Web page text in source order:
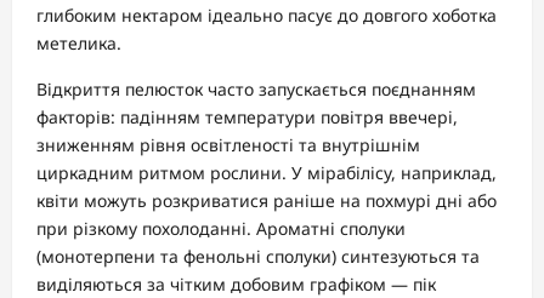
глибоким нектаром ідеально пасує до довгого хоботка
метелика.
Відкриття пелюсток часто запускається поєднанням
факторів: падінням температури повітря ввечері,
зниженням рівня освітленості та внутрішнім
циркадним ритмом рослини. У мірабілісу, наприклад,
квіти можуть розкриватися раніше на похмурі дні або
при різкому похолоданні. Ароматні сполуки
(монотерпени та фенольні сполуки) синтезуються та
виділяються за чітким добовим графіком — пік